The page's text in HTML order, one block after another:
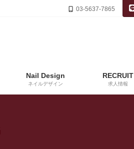
03-5637-7865
Nail Design
ネイルデザイン
RECRUIT
求人情報